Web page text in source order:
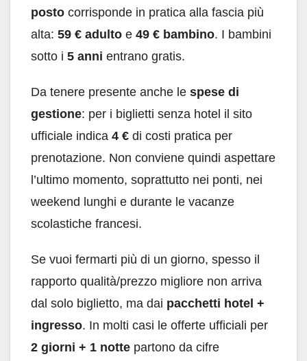
posto corrisponde in pratica alla fascia più
alta: 59 € adulto e 49 € bambino. I bambini
sotto i 5 anni entrano gratis.
Da tenere presente anche le spese di
gestione: per i biglietti senza hotel il sito
ufficiale indica 4 € di costi pratica per
prenotazione. Non conviene quindi aspettare
l’ultimo momento, soprattutto nei ponti, nei
weekend lunghi e durante le vacanze
scolastiche francesi.
Se vuoi fermarti più di un giorno, spesso il
rapporto qualità/prezzo migliore non arriva
dal solo biglietto, ma dai pacchetti hotel +
ingresso. In molti casi le offerte ufficiali per
2 giorni + 1 notte partono da cifre